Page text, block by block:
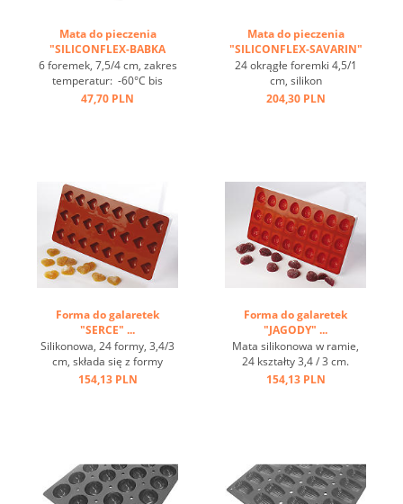
Mata do pieczenia
"SILICONFLEX-BABKA
WIELKANOCNA" ...
6 foremek, 7,5/4 cm, zakres
temperatur: -60°C bis
+230°C, 3 maty pasują do
47,70 PLN
Mata do pieczenia
"SILICONFLEX-SAVARIN"
...
24 okrągłe foremki 4,5/1
cm, silikon
przeciwprzywierający,
utrzymaniu czystości ...
204,30 PLN
Forma do galaretek
"SERCE" ...
Silikonowa, 24 formy, 3,4/3
cm, składa się z formy
wierzchniej z 24 otworami, i
154,13 PLN
Forma do galaretek
"JAGODY" ...
Mata silikonowa w ramie,
24 kształty 3,4 / 3 cm.
Składa się z elastycznej
lejek, łatwo się rozbija ...
154,13 PLN